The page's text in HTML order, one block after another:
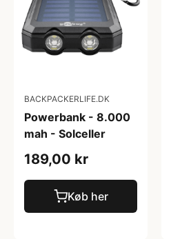
BACKPACKERLIFE.DK
Powerbank - 8.000
mah - Solceller
189,00 kr
Køb her